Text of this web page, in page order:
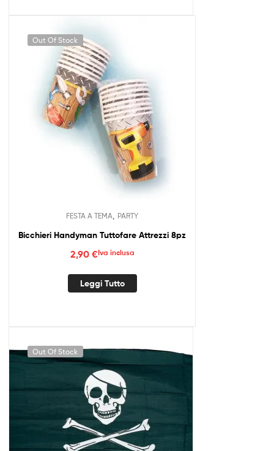
Out Of Stock
FESTA A TEMA PARTY
Bicchieri Handyman Tuttofare Attrezzi 8pz
2,90 €Iva inclusa
Leggi Tutto
Out Of Stock